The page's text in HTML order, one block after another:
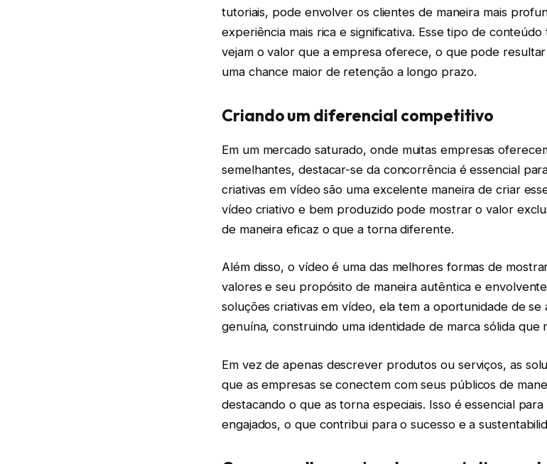
tutoriais, pode envolver os clientes de maneira mais
experiência mais rica e significativa. Esse tipo de
vejam o valor que a empresa oferece, o que pode
uma chance maior de retenção a longo prazo.
Criando um diferencial competitivo
Em um mercado saturado, onde muitas empresas
semelhantes, destacar-se da concorrência é essencial
criativas em vídeo são uma excelente maneira de criar
vídeo criativo e bem produzido pode mostrar o valor
de maneira eficaz o que a torna diferente.
Além disso, o vídeo é uma das melhores formas de
valores e seu propósito de maneira autêntica e
soluções criativas em vídeo, ela tem a oportunidade de
genuína, construindo uma identidade de marca sólida que
Em vez de apenas descrever produtos ou serviços, as
que as empresas se conectem com seus públicos de
destacando o que as torna especiais. Isso é essencial
engajados, o que contribui para o sucesso e a